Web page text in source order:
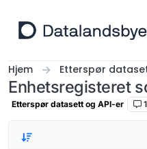
Hjem Etterspør
Enhetsregisteret
Etterspør datasett og API-er 1